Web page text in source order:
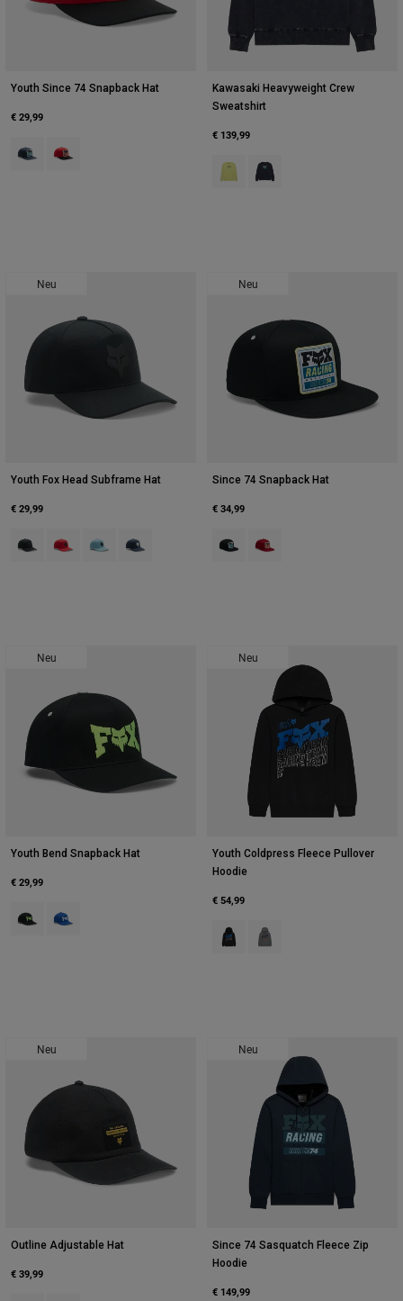
Youth Since 74 Snapback Hat
€ 29,99
Product swatch type of Mitternachtsblau.
Product swatch type of Rot.
Kawasaki Heavyweight Crew
Sweatshirt
€ 139,99
Product swatch type of
Product swatch type of
Neu
Youth Fox Head Subframe Hat
€ 29,99
Product swatch type of Schwarz.
Product swatch type of Flammenrot.
Product swatch type of Eisiges Blau.
Product swatch type of Mitternachtsblau.
Neu
Since 74 Snapback Hat
€ 34,99
Product swatch type of Schwarz.
Product swatch type of
Neu
Youth Bend Snapback Hat
€ 29,99
Product swatch type of Schwarz.
Product swatch type of Blau.
Neu
Youth Coldpress Fleece Pullover
Hoodie
€ 54,99
Product swatch type of Schwarz.
Product swatch type of
Neu
Outline Adjustable Hat
€ 39,99
Neu
Since 74 Sasquatch Fleece Zip
Hoodie
€ 149,99